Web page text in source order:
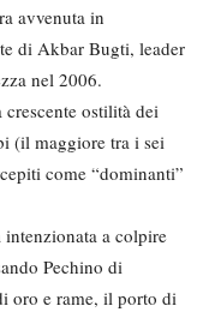
avvenuta in
di Akbar Bugti, leader
nel 2006.
ostilità dei
(il maggiore tra i sei
come “dominanti”
intenzionata a colpire
Pechino di
oro e rame, il porto di